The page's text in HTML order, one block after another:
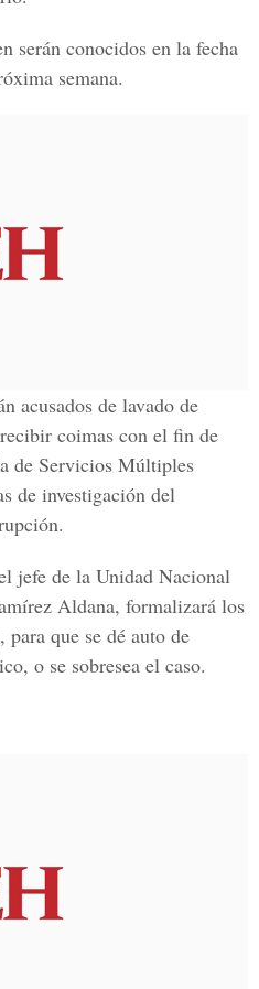
serán conocidos en la fecha
semana.
acusados de lavado de
coimas con el fin de
de Servicios Múltiples
de investigación del
jefe de la Unidad Nacional
Aldana, formalizará los
que se dé auto de
o se sobresea el caso.